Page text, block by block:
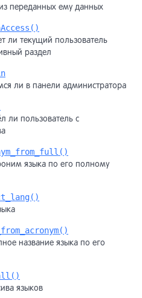
переданных ему данных
ли текущий пользователь
раздел
ли в панели администратора
ли пользователь с
языка по его полному
название языка по его
языков